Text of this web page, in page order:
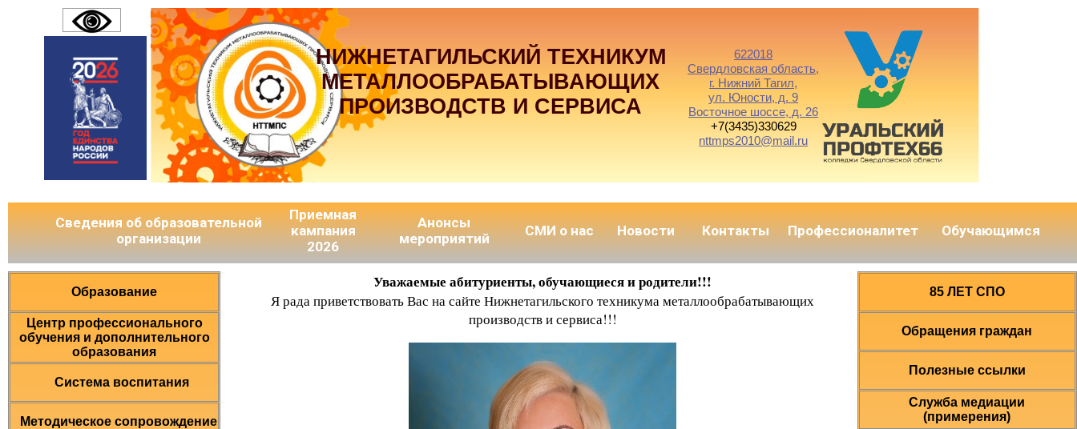
НИЖНЕТАГИЛЬСКИЙ ТЕХНИКУМ
МЕТАЛЛООБРАБАТЫВАЮЩИХ
ПРОИЗВОДСТВ И СЕРВИСА
622018
Свердловская область,
г. Нижний Тагил,
ул. Юности, д. 9
Восточное шоссе, д. 26
+7(3435)330629
nttmps2010@mail.ru
Сведения об образовательной
организации
Приемная
кампания
2026
Анонсы
мероприятий
СМИ о нас Новости Контакты Профессионалитет Обучающимся
Образование
Центр профессионального
обучения и дополнительного
образования
Система воспитания
Методическое сопровождение
Уважаемые абитуриенты, обучающиеся и родители!!!
Я рада приветствовать Вас на сайте Нижнетагильского техникума металлообрабатывающих
производств и сервиса!!!
85 ЛЕТ СПО
Обращения граждан
Полезные ссылки
Служба медиации
(примерения)